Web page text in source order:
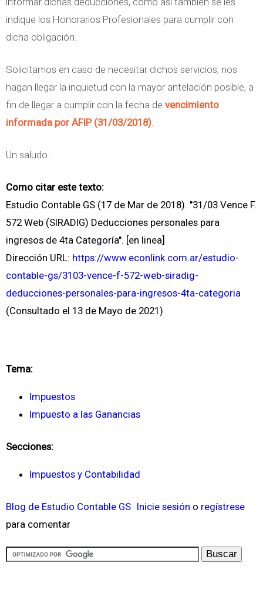
indique los Honorarios Profesionales para cumplir con
dicha obligación.
Solicitamos en caso de necesitar dichos servicios, nos
hagan llegar la inquietud con la mayor antelación posible, a
fin de llegar a cumplir con la fecha de vencimiento
informada por AFIP (31/03/2018)
Un saludo.
Como citar este texto:
Estudio Contable GS (17 de Mar de 2018). "31/03 Vence F.
572 Web (SIRADIG) Deducciones personales para
ingresos de 4ta Categoría". [en linea]
Dirección URL: https://www.econlink.com.ar/estudio-
contable-gs/3103-vence-f-572-web-siradig-
deducciones-personales-para-ingresos-4ta-categoria
(Consultado el 13 de Mayo de 2021)
Tema:
Impuestos
Impuesto a las Ganancias
Secciones:
Impuestos y Contabilidad
Blog de Estudio Contable GS Inicie sesión o regístrese
para comentar